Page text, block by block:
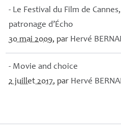
- Le Festival du Film de
patronage d’Écho
30 mai 2009, par Hervé
- Movie and choice
2 juillet 2017, par Hervé